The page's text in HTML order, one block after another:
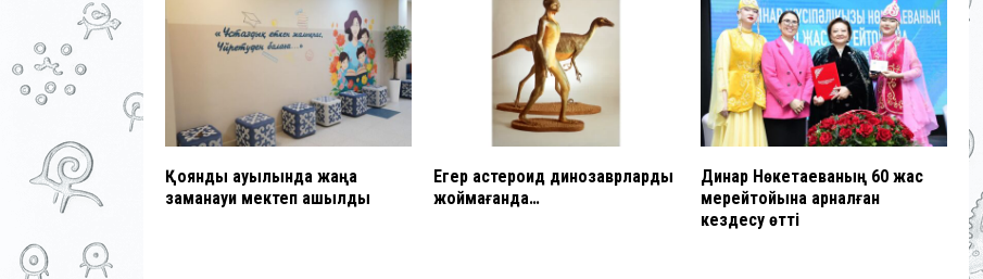
Қоянды ауылында жаңа
заманауи мектеп ашылды
Егер астероид динозаврларды
жоймағанда…
Динар Нөкетаеваның 60 жас
мерейтойына арналған
кездесу өтті